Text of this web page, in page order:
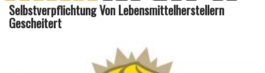
Selbstverpflichtung Von Lebensmittelherstellern
Gescheitert